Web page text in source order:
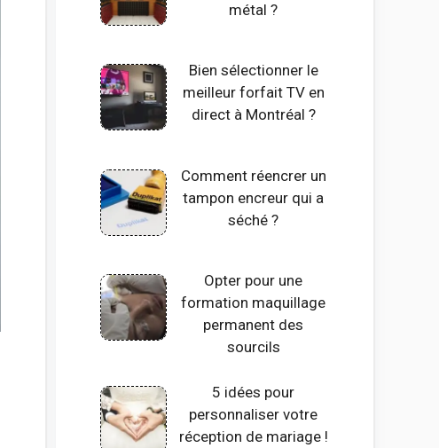
métal ?
Bien sélectionner le
meilleur forfait TV en
direct à Montréal ?
Comment réencrer un
tampon encreur qui a
séché ?
Opter pour une
formation maquillage
permanent des
sourcils
5 idées pour
personnaliser votre
réception de mariage !